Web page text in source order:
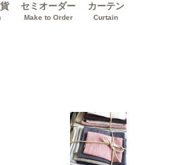
セミオーダー
Make to Order
カーテン
Curtain